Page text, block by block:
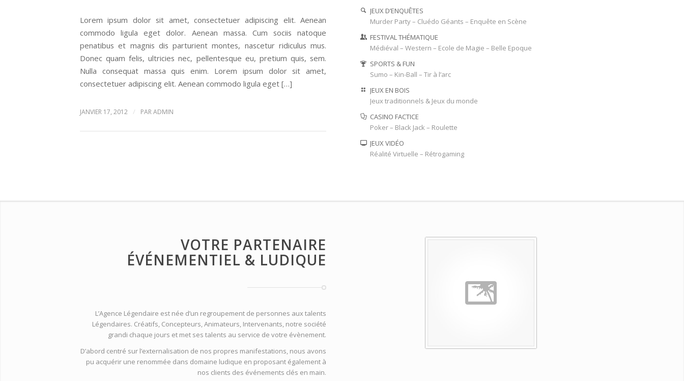
Lorem ipsum dolor sit amet, consectetuer adipiscing elit. Aenean
commodo ligula eget dolor. Aenean massa. Cum sociis natoque
penatibus et magnis dis parturient montes, nascetur ridiculus mus.
Donec quam felis, ultricies nec, pellentesque eu, pretium quis, sem.
Nulla consequat massa quis enim. Lorem ipsum dolor sit amet,
consectetuer adipiscing elit. Aenean commodo ligula eget […]
JANVIER 17, 2012 / PARADMIN
JEUX D’ENQUÊTES
Murder Party – Cluédo Géants – Enquête en Scène
FESTIVAL THÉMATIQUE
Médiéval – Western – Ecole de Magie – Belle Epoque
SPORTS & FUN
Sumo – Kin-Ball – Tir à l’arc
JEUX EN BOIS
Jeux traditionnels & Jeux du monde
CASINO FACTICE
Poker – Black Jack – Roulette
JEUX VIDÉO
Réalité Virtuelle – Rétrogaming
VOTRE PARTENAIRE
ÉVÉNEMENTIEL & LUDIQUE
L’Agence Légendaire est née d’un regroupement de personnes aux talents
Légendaires. Créatifs, Concepteurs, Animateurs, Intervenants, notre société
grandi chaque jours et met ses talents au service de votre évènement.
D’abord centré sur l’externalisation de nos propres manifestations, nous avons
pu acquérir une renommée dans domaine ludique en proposant également à
nos clients des événements clés en main.